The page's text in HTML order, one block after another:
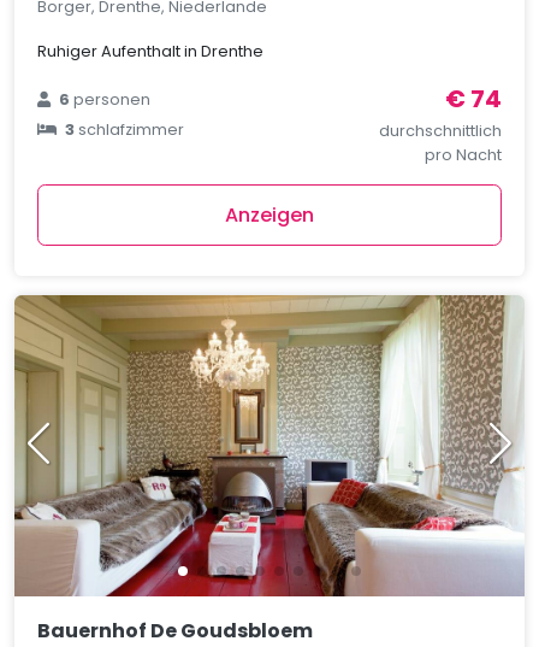
Borger, Drenthe, Niederlande
Ruhiger Aufenthalt in Drenthe
6personen
3schlafzimmer
€ 74
durchschnittlich
pro Nacht
Anzeigen
Bauernhof De Goudsbloem